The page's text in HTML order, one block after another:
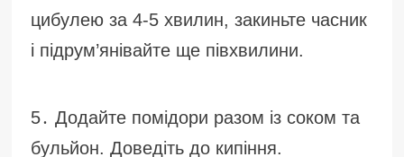
цибулею за 4-5 хвилин, закиньте часник
і підрум’янівайте ще півхвилини.
5․ Додайте помідори разом із соком та
бульйон. Доведіть до кипіння.